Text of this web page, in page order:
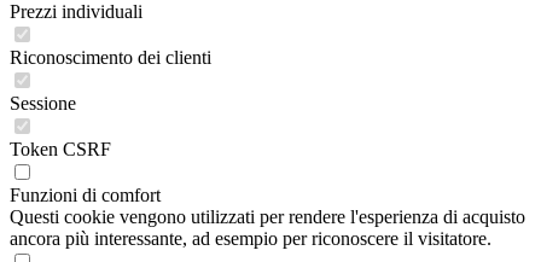
Prezzi individuali
Riconoscimento dei clienti
Sessione
Token CSRF
Funzioni di comfort
Questi cookie vengono utilizzati per rendere l'esperienza di acquisto
ancora più interessante, ad esempio per riconoscere il visitatore.